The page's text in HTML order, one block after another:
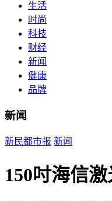
生活
时尚
科技
财经
新闻
健康
品牌
新闻
新民都市报 新闻
150吋海信